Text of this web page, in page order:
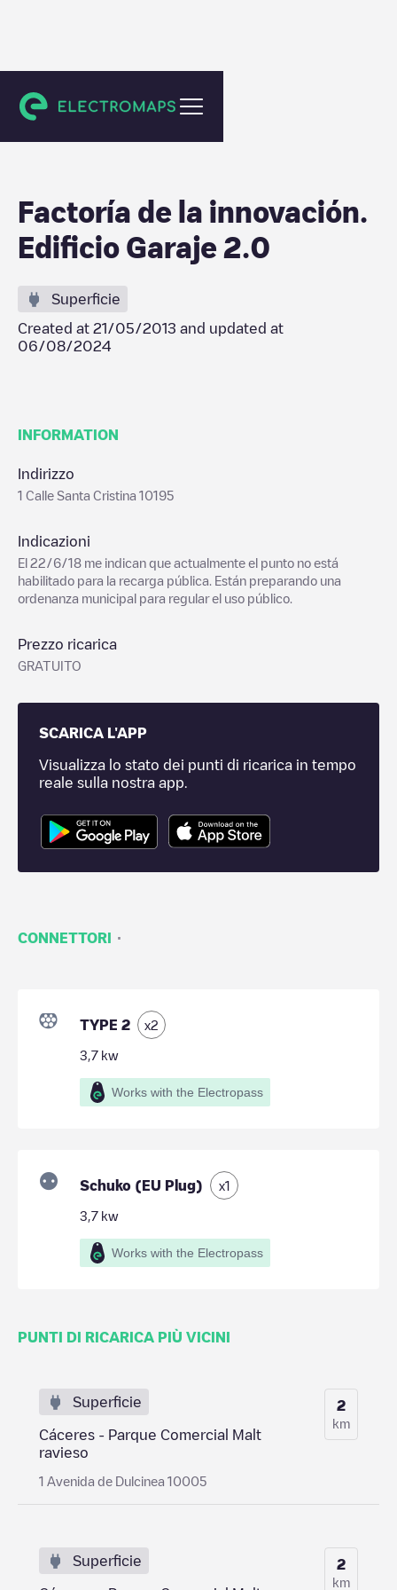
Cáceres
Factoría de la innovación.
Edificio Garaje 2.0
Superficie
Created at 21/05/2013 and updated at
06/08/2024
INFORMATION
Indirizzo
1 Calle Santa Cristina 10195
Indicazioni
El 22/6/18 me indican que actualmente el punto no está
habilitado para la recarga pública. Están preparando una
ordenanza municipal para regular el uso público.
Prezzo ricarica
GRATUITO
SCARICA L'APP
Visualizza lo stato dei punti di ricarica in tempo
reale sulla nostra app.
CONNETTORI ·
TYPE 2 x2
3,7 kw
Works with the Electropass
Schuko (EU Plug) x1
3,7 kw
Works with the Electropass
PUNTI DI RICARICA PIÙ VICINI
Superficie
Cáceres - Parque Comercial Malt
ravieso
1 Avenida de Dulcinea 10005
2
km
Superficie 2
km